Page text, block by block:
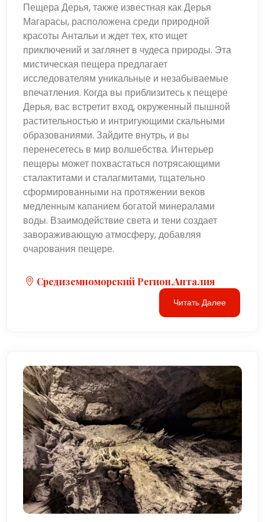
Пещера Дерья, также известная как Дерья
Магарасы, расположена среди природной
красоты Антальи и ждет тех, кто ищет
приключений и заглянет в чудеса природы. Эта
мистическая пещера предлагает
исследователям уникальные и незабываемые
впечатления. Когда вы приблизитесь к пещере
Дерья, вас встретит вход, окруженный пышной
растительностью и интригующими скальными
образованиями. Зайдите внутрь, и вы
перенесетесь в мир волшебства. Интерьер
пещеры может похвастаться потрясающими
сталактитами и сталагмитами, тщательно
сформированными на протяжении веков
медленным капанием богатой минералами
воды. Взаимодействие света и тени создает
завораживающую атмосферу, добавляя
очарования пещере.
Средиземноморский Регион,Анталия
Читать Далее